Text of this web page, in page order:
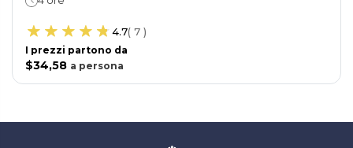
4.7( 7 )
I prezzi partono da
$34,58 a persona